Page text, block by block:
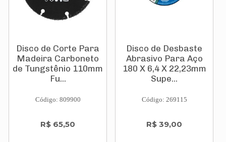
Disco de Corte Para
Madeira Carboneto
de Tungstênio 110mm
Fu...
Código: 809900
R$ 65,50
Disco de Desbaste
Abrasivo Para Aço
180 X 6,4 X 22,23mm
Supe...
Código: 269115
R$ 39,00